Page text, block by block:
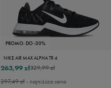
PROMO: DO -30%
NIKE AIR MAX ALPHA TR 4
329,99 zł
263,99 zł
297,49 zł- najniższa cena